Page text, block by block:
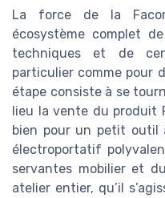
La force de la
écosystème complet
techniques et de
particulier comme pour
étape consiste à se
lieu la vente du produit
bien pour un petit outil
électroportatif
servantes mobilier et
atelier entier, qu’il